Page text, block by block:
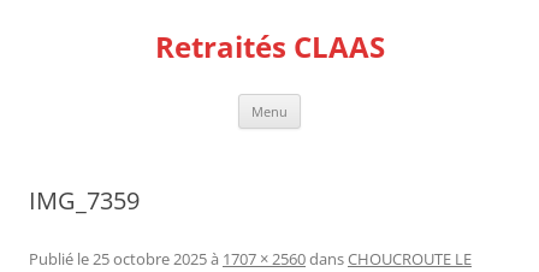
Retraités CLAAS
Menu
IMG_7359
Publié le25 octobre 2025à 1707 × 2560dansCHOUCROUTE LE